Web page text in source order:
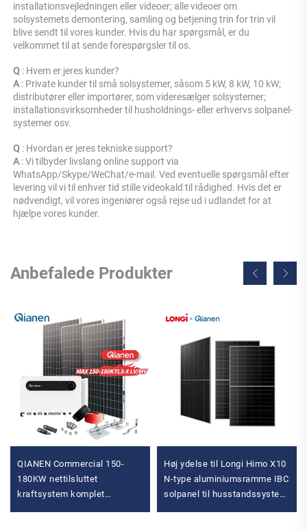
installationsvejledningen eller videoer; alle videoer om
solsystemets demontering, samling og betjening trin for trin vil
blive sendt til vores kunder. Hvis du har spørgsmål, er du
velkommet til at sende forespørgsler til os.
Q : Hvem er jeres kunder?
A : Private kunder til små solsystemer, såsom 5 kW, 8 kW, 10 kW;
distributører eller importører, som videresælger solsystemer;
installationsvirksomheder til husholdnings- eller erhvervs solpanel-
systemer osv.
Q : Hvordan er jeres tekniske support?
A : Vi tilbyder livslang online support via
WhatsApp/Skype/WeChat/e-mail. Ved eventuelle spørgsmål efter
levering vil vi til enhver tid stille videokald til rådighed. Hvis det er
nødvendigt, vil vores ingeniører også rejse ud i udlandet for at
hjælpe vores kunder.
Anbefalede Produkter
QIANEN Commercial 150-
180KW nettilsluttet
kraftsystem komplet
Høj ydelse til Longi Himo X10
N-type aluminiumsramme IBC
solpanel til husstandssystem